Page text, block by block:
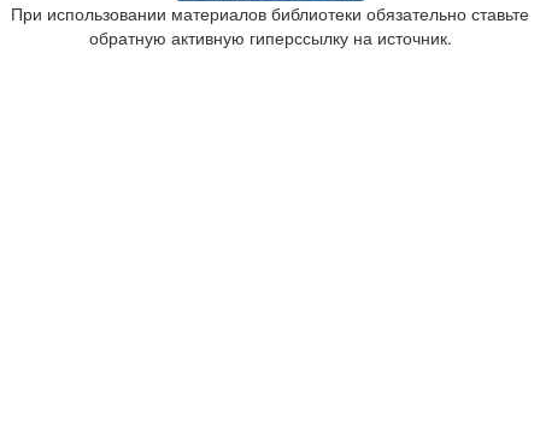
При использовании материалов библиотеки обязательно ставьте
обратную активную гиперссылку на источник.